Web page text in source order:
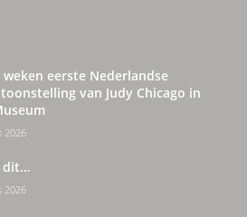
weken eerste Nederlandse
van Judy Chicago in
2026
dit…
2026